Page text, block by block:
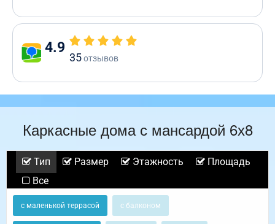
4.9
35отзывов
Каркасные дома с мансардой 6х8
Тип Размер Этажность
Площадь
Все
с маленькой террасой с балконом